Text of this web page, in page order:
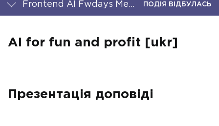
Frontend AI Fwdays Meetup Kyiv ПОДІЯ ВІДБУЛАСЬ
AI for fun and profit [ukr]
Презентація доповіді